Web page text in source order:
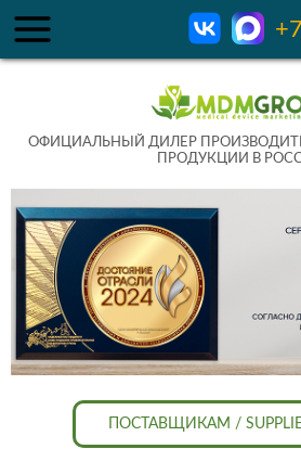
ОФИЦИАЛЬНЫЙ ДИЛЕР
ПРОДУКЦИИ В
ПОСТАВЩИКАМ /